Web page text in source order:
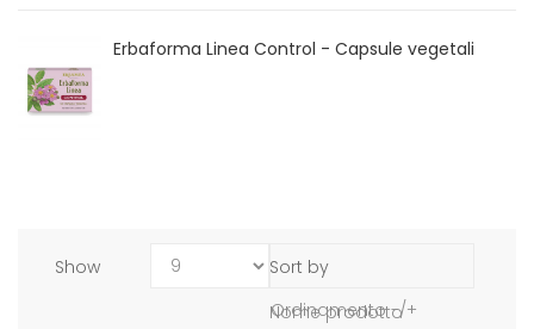
Erbaforma Linea Control - Capsule vegetali
Show
Sort by
Ordinamento -/+
Nome prodotto